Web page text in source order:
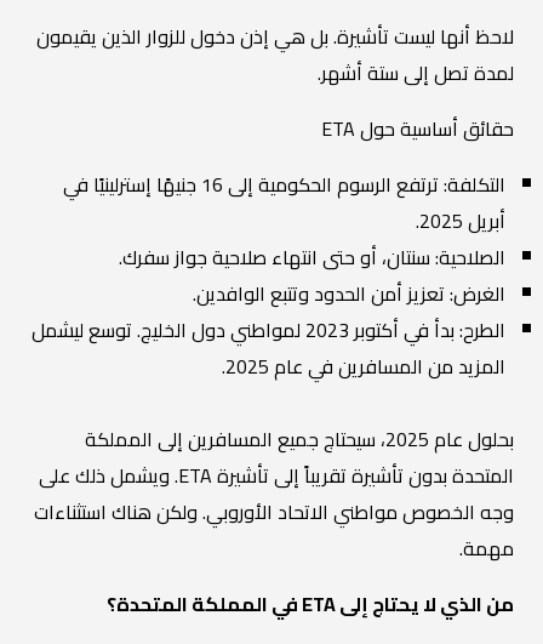
لاحظ أنها ليست تأشيرة. بل هي إذن دخول للزوار الذين يقيمون
لمدة تصل إلى ستة أشهر.
حقائق أساسية حول ETA
التكلفة: ترتفع الرسوم الحكومية إلى 16 جنيهًا إسترلينيًا في
أبريل 2025.
الصلاحية: سنتان، أو حتى انتهاء صلاحية جواز سفرك.
الغرض: تعزيز أمن الحدود وتتبع الوافدين.
الطرح: بدأ في أكتوبر 2023 لمواطني دول الخليج. توسع ليشمل
المزيد من المسافرين في عام 2025.
بحلول عام 2025، سيحتاج جميع المسافرين إلى المملكة
المتحدة بدون تأشيرة تقريباً إلى تأشيرة ETA. ويشمل ذلك على
وجه الخصوص مواطني الاتحاد الأوروبي. ولكن هناك استثناءات
مهمة.
من الذي لا يحتاج إلى ETA في المملكة المتحدة؟